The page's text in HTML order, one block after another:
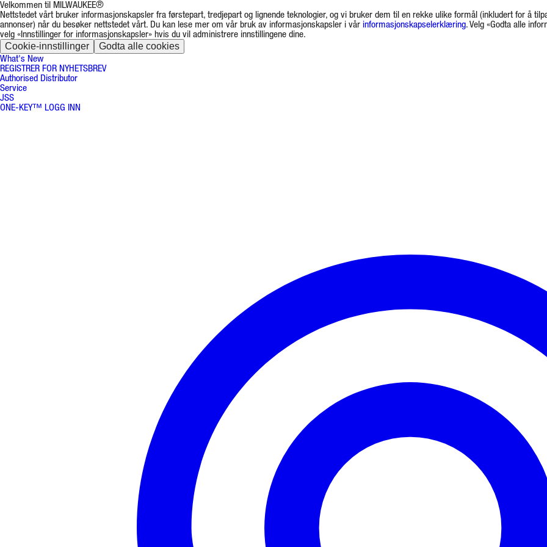
Velkommen til MILWAUKEE®
Nettstedet vårt bruker informasjonskapsler fra førstepart, tredjepart og lignende teknologier, og vi bruker dem til en rekke ulike formål (inkludert for å
annonser) når du besøker nettstedet vårt. Du kan lese mer om vår bruk av informasjonskapsler i vår informasjonskapselerklæring. Velg «Godta alle
velg «Innstillinger for informasjonskapsler» hvis du vil administrere innstillingene dine.
Cookie-innstillinger Godta alle cookies
What's New
REGISTRER FOR NYHETSBREV
Authorised Distributor
Service
JSS
ONE-KEY™ LOGG INN